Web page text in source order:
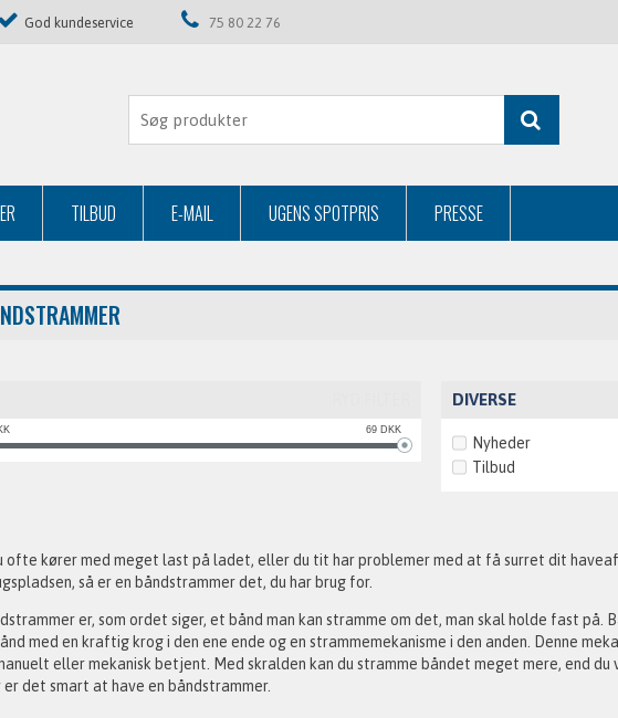
God kundeservice 75 80 22 76
TILBUD E-MAIL UGENS SPOTPRIS PRESSE
69DKK
DIVERSE
Nyheder
Tilbud
ofte kører med meget last på ladet, eller du tit har problemer med at få surret dit
så er en båndstrammer det, du har brug for.
er, som ordet siger, et bånd man kan stramme om det, man skal holde fast
med en kraftig krog i den ene ende og en strammemekanisme i den anden. Denne
eller mekanisk betjent. Med skralden kan du stramme båndet meget mere, end du
det smart at have en båndstrammer.